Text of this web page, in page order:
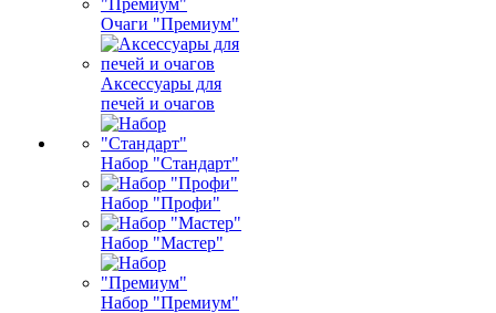
Очаги "Премиум"
Аксессуары для
печей и очагов
Набор "Стандарт"
Набор "Профи"
Набор "Мастер"
Набор "Премиум"